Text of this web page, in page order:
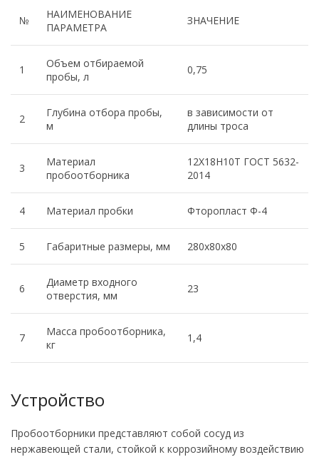
№
НАИМЕНОВАНИЕ
ПАРАМЕТРА
ЗНАЧЕНИЕ
1
Объем отбираемой
пробы, л
0,75
2
Глубина отбора пробы,
м
в зависимости от
длины троса
3
Материал
пробоотборника
12Х18Н10Т ГОСТ 5632-
2014
4 Материал пробки Фторопласт Ф-4
5 Габаритные размеры, мм 280х80х80
6
Диаметр входного
отверстия, мм
23
7
Масса пробоотборника,
кг
1,4
Устройство
Пробоотборники представляют собой сосуд из
нержавеющей стали, стойкой к коррозийному воздействию